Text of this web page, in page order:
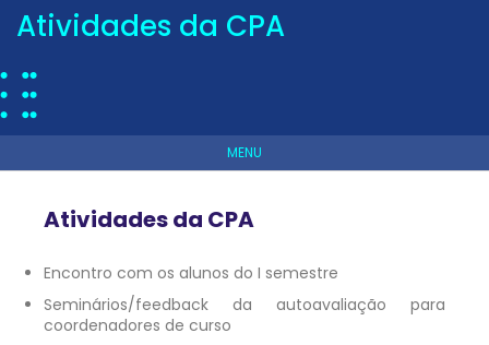
Atividades da CPA
MENU
Atividades da CPA
Encontro com os alunos do I semestre
Seminários/feedback da autoavaliação para
coordenadores de curso